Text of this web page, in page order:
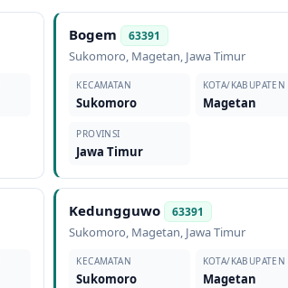
Bogem 63391
Sukomoro, Magetan, Jawa Timur
KECAMATAN
Sukomoro
KOTA/KABUPATEN
Magetan
PROVINSI
Jawa Timur
Kedungguwo 63391
Sukomoro, Magetan, Jawa Timur
KECAMATAN
Sukomoro
KOTA/KABUPATEN
Magetan